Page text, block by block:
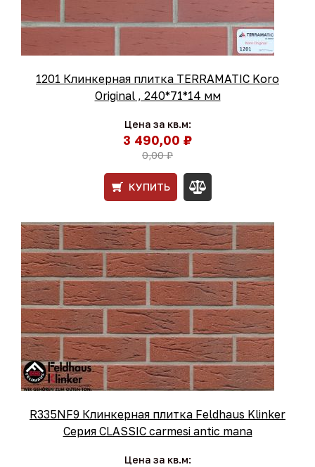
1201 Клинкерная плитка TERRAMATIC Koro
Original , 240*71*14 мм
Цена за кв.м:
3 490,00 ₽
0,00 ₽
КУПИТЬ
R335NF9 Клинкерная плитка Feldhaus Klinker
Серия CLASSIC carmesi antic mana
Цена за кв.м: